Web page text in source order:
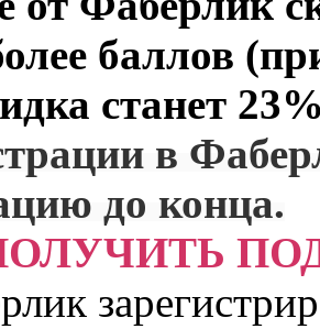
баллов
станет
в
до конца.